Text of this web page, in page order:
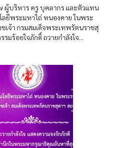
บริหาร ครู บุคลากร และตัวแทน
ยีพระมหาไถ่ หนองคาย ในพระ
เจ้า กรมสมเด็จพระเทพรัตนราชสุ
มร้อยใจภักดิ์ ถวายกำลังใจ...